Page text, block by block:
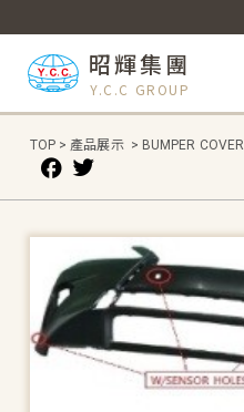
昭輝集團
Y.C.C GROUP
TOP > 產品展示 > BUMPER COVER